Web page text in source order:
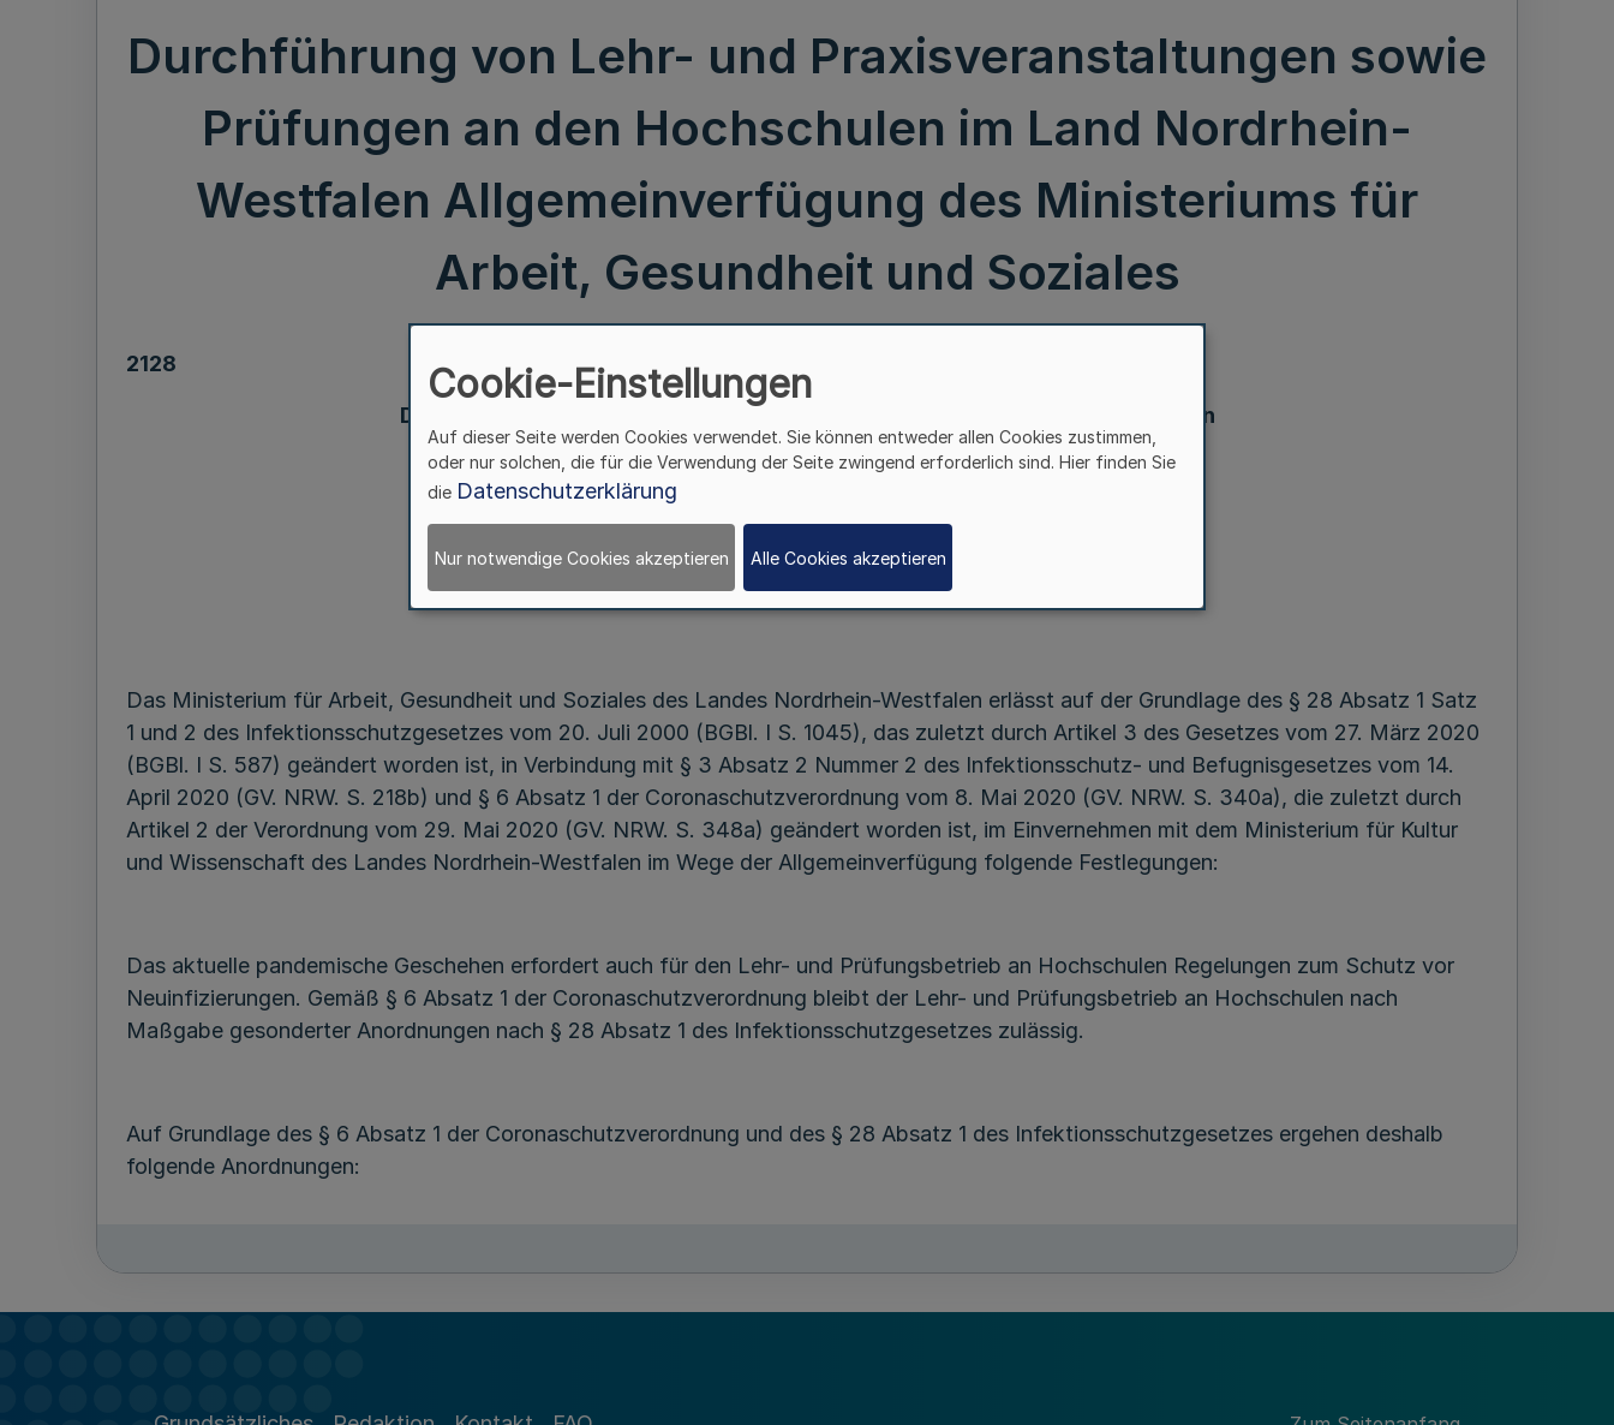
Durchführung von Lehr- und Praxisveranstaltungen sowie
Prüfungen an den Hochschulen im Land Nordrhein-
Westfalen Allgemeinverfügung des Ministeriums für
Arbeit, Gesundheit und Soziales
2128
Durchführung von Lehr- und Praxisveranstaltungen sowie Prüfungen an den
Hochschulen im Land Nordrhein-Westfalen
Vom 2. Juni 2020
Das Ministerium für Arbeit, Gesundheit und Soziales des Landes Nordrhein-Westfalen erlässt auf der Grundlage des § 28 Absatz 1 Satz
1 und 2 des Infektionsschutzgesetzes vom 20. Juli 2000 (BGBl. I S. 1045), das zuletzt durch Artikel 3 des Gesetzes vom 27. März 2020
(BGBl. I S. 587) geändert worden ist, in Verbindung mit § 3 Absatz 2 Nummer 2 des Infektionsschutz- und Befugnisgesetzes vom 14.
April 2020 (GV. NRW. S. 218b) und § 6 Absatz 1 der Coronaschutzverordnung vom 8. Mai 2020 (GV. NRW. S. 340a), die zuletzt durch
Artikel 2 der Verordnung vom 29. Mai 2020 (GV. NRW. S. 348a) geändert worden ist, im Einvernehmen mit dem Ministerium für Kultur
und Wissenschaft des Landes Nordrhein-Westfalen im Wege der Allgemeinverfügung folgende Festlegungen:
Das aktuelle pandemische Geschehen erfordert auch für den Lehr- und Prüfungsbetrieb an Hochschulen Regelungen zum Schutz vor
Neuinfizierungen. Gemäß § 6 Absatz 1 der Coronaschutzverordnung bleibt der Lehr- und Prüfungsbetrieb an Hochschulen nach
Maßgabe gesonderter Anordnungen nach § 28 Absatz 1 des Infektionsschutzgesetzes zulässig.
Auf Grundlage des § 6 Absatz 1 der Coronaschutzverordnung und des § 28 Absatz 1 des Infektionsschutzgesetzes ergehen deshalb
folgende Anordnungen:
1.
Cookie-Einstellungen
Auf dieser Seite werden Cookies verwendet. Sie können entweder allen Cookies zustimmen,
oder nur solchen, die für die Verwendung der Seite zwingend erforderlich sind. Hier finden Sie
die Datenschutzerklärung
Nur notwendige Cookies akzeptieren Alle Cookies akzeptieren